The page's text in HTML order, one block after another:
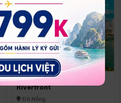
Melia Vinpearl Danang
Riverfront
Đà Nẵng